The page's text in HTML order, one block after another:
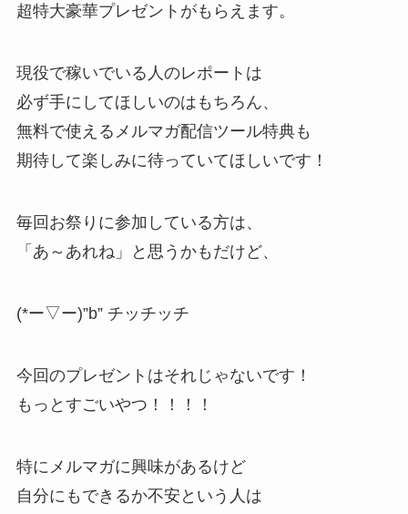
超特大豪華プレゼントがもらえます。
現役で稼いでいる人のレポートは
必ず手にしてほしいのはもちろん、
無料で使えるメルマガ配信ツール特典も
期待して楽しみに待っていてほしいです！
毎回お祭りに参加している方は、
「あ～あれね」と思うかもだけど、
(*ー▽ー)”b” チッチッチ
今回のプレゼントはそれじゃないです！
もっとすごいやつ！！！！
特にメルマガに興味があるけど
自分にもできるか不安という人は